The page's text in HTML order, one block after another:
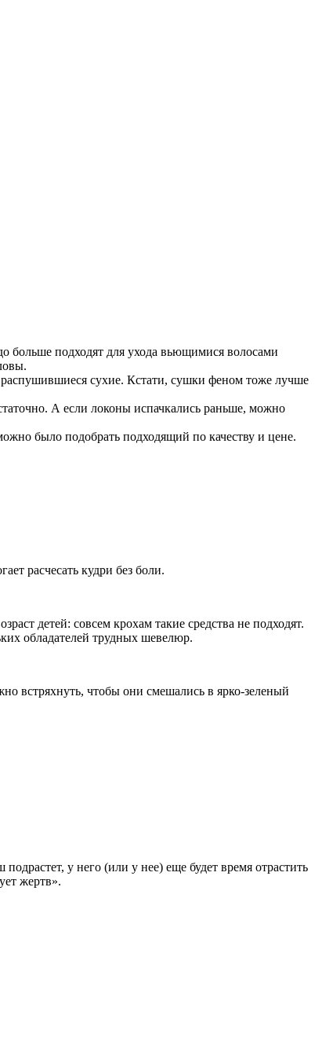
больше подходят для ухода вьющимися волосами
сухие. Кстати, сушки феном тоже лучше
А если локоны испачкались раньше, можно
было подобрать подходящий по качеству и цене.
расчесать кудри без боли.
детей: совсем крохам такие средства не подходят.
обладателей трудных шевелюр.
встряхнуть, чтобы они смешались в ярко-зеленый
у него (или у нее) еще будет время отрастить
жертв».